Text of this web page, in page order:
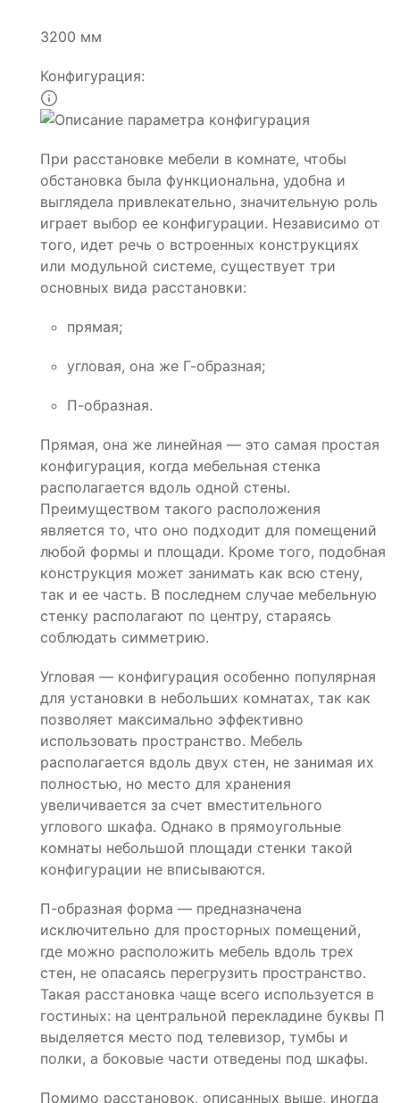
3200 мм
Конфигурация:
При расстановке мебели в комнате, чтобы
обстановка была функциональна, удобна и
выглядела привлекательно, значительную роль
играет выбор ее конфигурации. Независимо от
того, идет речь о встроенных конструкциях
или модульной системе, существует три
основных вида расстановки:
прямая;
угловая, она же Г-образная;
П-образная.
Прямая, она же линейная — это самая простая
конфигурация, когда мебельная стенка
располагается вдоль одной стены.
Преимуществом такого расположения
является то, что оно подходит для помещений
любой формы и площади. Кроме того, подобная
конструкция может занимать как всю стену,
так и ее часть. В последнем случае мебельную
стенку располагают по центру, стараясь
соблюдать симметрию.
Угловая — конфигурация особенно популярная
для установки в небольших комнатах, так как
позволяет максимально эффективно
использовать пространство. Мебель
располагается вдоль двух стен, не занимая их
полностью, но место для хранения
увеличивается за счет вместительного
углового шкафа. Однако в прямоугольные
комнаты небольшой площади стенки такой
конфигурации не вписываются.
П-образная форма — предназначена
исключительно для просторных помещений,
где можно расположить мебель вдоль трех
стен, не опасаясь перегрузить пространство.
Такая расстановка чаще всего используется в
гостиных: на центральной перекладине буквы П
выделяется место под телевизор, тумбы и
полки, а боковые части отведены под шкафы.
Помимо расстановок, описанных выше, иногда